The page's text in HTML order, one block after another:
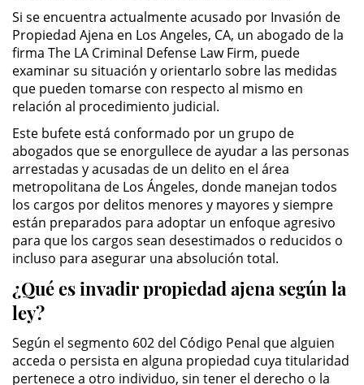
Incendio Provocado
Invasión Agravada de Propiedad
Ajena
Invasión de Propiedad Ajena
Vandalismo
Delitos de Armas
Armas Prohibidas en California
Aumento de Sentencia por
Portar un Arma de Fuego
Cargada
Si se encuentra actualmente acusado por Invasión de
Propiedad Ajena en Los Angeles, CA, un abogado de la
firma The LA Criminal Defense Law Firm, puede
examinar su situación y orientarlo sobre las medidas
que pueden tomarse con respecto al mismo en
relación al procedimiento judicial.
Este bufete está conformado por un grupo de
abogados que se enorgullece de ayudar a las personas
arrestadas y acusadas de un delito en el área
metropolitana de Los Ángeles, donde manejan todos
los cargos por delitos menores y mayores y siempre
están preparados para adoptar un enfoque agresivo
para que los cargos sean desestimados o reducidos o
incluso para asegurar una absolución total.
¿Qué es invadir propiedad ajena según la
ley?
Según el segmento 602 del Código Penal que alguien
acceda o persista en alguna propiedad cuya titularidad
pertenece a otro individuo, sin tener el derecho o la